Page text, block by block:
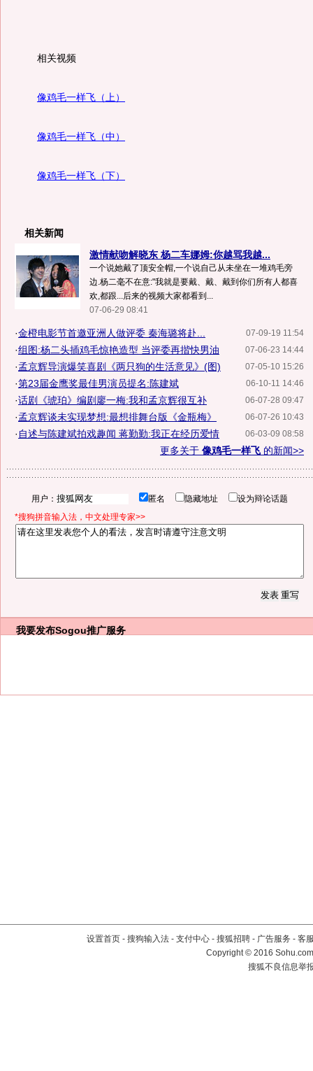
相关视频
像鸡毛一样飞（上）
像鸡毛一样飞（中）
像鸡毛一样飞（下）
相关新闻
激情献吻解晓东 杨二车娜姆:你越骂我越...
一个说她戴了顶安全帽,一个说自己从未坐在一堆鸡毛旁
边.杨二毫不在意:"我就是要戴、戴、戴到你们所有人都喜
欢,都跟...后来的视频大家都看到...
07-06-29 08:41
07-09-19 11:54
·金橙电影节首邀亚洲人做评委 秦海璐将赴...
07-06-23 14:44
·组图:杨二头插鸡毛惊艳造型 当评委再揩快男油
07-05-10 15:26
·孟京辉导演爆笑喜剧《两只狗的生活意见》(图)
06-10-11 14:46
·第23届金鹰奖最佳男演员提名:陈建斌
06-07-28 09:47
·话剧《琥珀》编剧廖一梅:我和孟京辉很互补
06-07-26 10:43
·孟京辉谈未实现梦想:最想排舞台版《金瓶梅》
06-03-09 08:58
· 自述与陈建斌拍戏趣闻 蒋勤勤:我正在经历爱情
更多关于 像鸡毛一样飞 的新闻>>
用户： 匿名 隐藏地址
设为辩论话题
*搜狗拼音输入法，中文处理专家>>
我要发布Sogou推广服务
设置首页 - 搜狗输入法 - 支付中心 - 搜狐招聘 - 广告服务 - 客
Copyright©2016
搜狐不良信息举